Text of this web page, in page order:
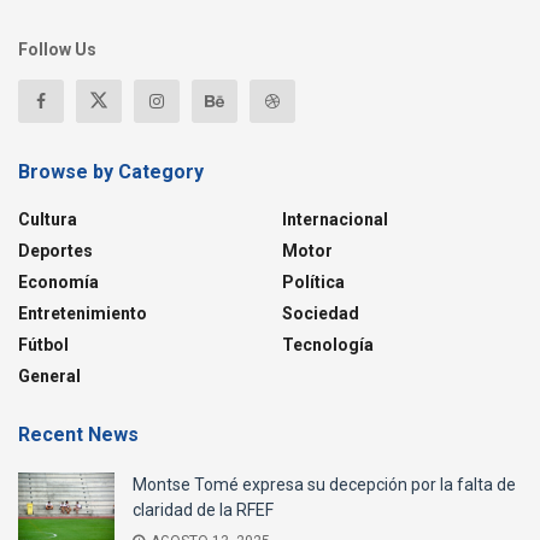
Follow Us
Browse by Category
Cultura
Deportes
Economía
Entretenimiento
Fútbol
General
Internacional
Motor
Política
Sociedad
Tecnología
Recent News
Montse Tomé expresa su decepción por la falta de
claridad de la RFEF